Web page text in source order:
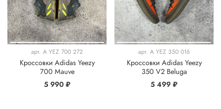
арт. A YEZ 700 272
Кроссовки Adidas Yeezy
700 Mauve
5 990 ₽
арт. A YEZ 350 016
Кроссовки Adidas Yeezy
350 V2 Beluga
5 499 ₽